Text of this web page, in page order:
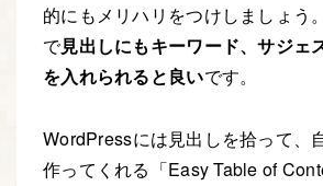
的にもメリハリをつけしましょう
で見出しにもキーワード、サジェ
を入れられると良いです。
WordPressには見出しを拾って、
作ってくれる「Easy Table of